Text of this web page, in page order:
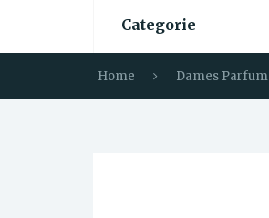
Categorie
Home Dames Parfum